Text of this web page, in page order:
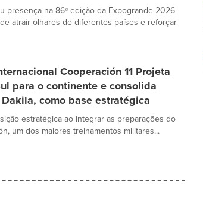
presença na 86ª edição da Expogrande 2026
atrair olhares de diferentes países e reforçar
Cooperación 11 Projeta
para o continente e consolida
como base estratégica
estratégica ao integrar as preparações do
um dos maiores treinamentos militares...